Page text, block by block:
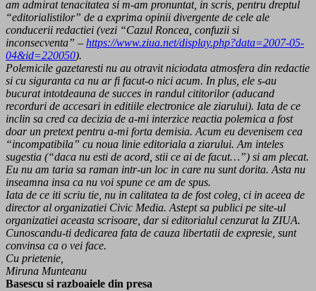
am admirat tenacitatea si m-am pronuntat, in scris, pentru dreptul
“editorialistilor” de a exprima opinii divergente de cele ale
conducerii redactiei (vezi “Cazul Roncea, confuzii si
inconsecventa” – https://www.ziua.net/display.php?data=2007-05-
04&id=220050).
Polemicile gazetaresti nu au otravit niciodata atmosfera din redactie
si cu siguranta ca nu ar fi facut-o nici acum. In plus, ele s-au
bucurat intotdeauna de succes in randul cititorilor (aducand
recorduri de accesari in editiile electronice ale ziarului). Iata de ce
inclin sa cred ca decizia de a-mi interzice reactia polemica a fost
doar un pretext pentru a-mi forta demisia. Acum eu devenisem cea
“incompatibila” cu noua linie editoriala a ziarului. Am inteles
sugestia (“daca nu esti de acord, stii ce ai de facut…”) si am plecat.
Eu nu am taria sa raman intr-un loc in care nu sunt dorita. Asta nu
inseamna insa ca nu voi spune ce am de spus.
Iata de ce iti scriu tie, nu in calitatea ta de fost coleg, ci in aceea de
director al organizatiei Civic Media. Astept sa publici pe site-ul
organizatiei aceasta scrisoare, dar si editorialul cenzurat la ZIUA.
Cunoscandu-ti dedicarea fata de cauza libertatii de expresie, sunt
convinsa ca o vei face.
Cu prietenie,
Miruna Munteanu
Basescu si razboaiele din presa